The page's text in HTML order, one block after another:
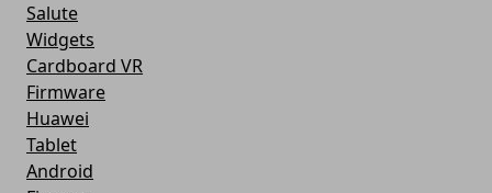
Salute
Widgets
Cardboard VR
Firmware
Huawei
Tablet
Android